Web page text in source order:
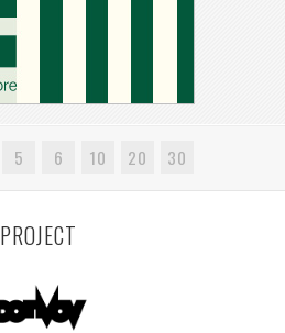
5 6 10 20 30
PROJECT